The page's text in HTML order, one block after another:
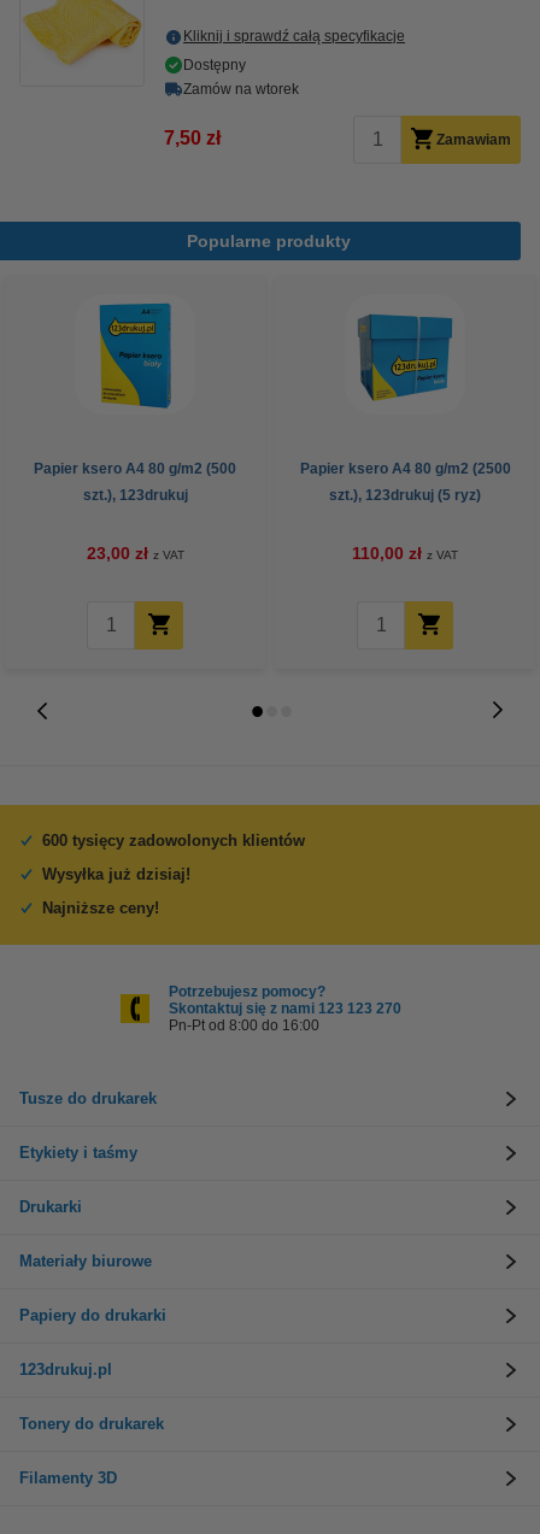
Kliknij i sprawdź całą specyfikacje
Dostępny
Zamów na wtorek
7,50 zł Zamawiam
Popularne produkty
Papier ksero A4 80 g/m2 (500
szt.), 123drukuj
23,00 zł z VAT
Papier ksero A4 80 g/m2 (2500
szt.), 123drukuj (5 ryz)
110,00 zł z VAT
600 tysięcy zadowolonych klientów
Wysyłka już dzisiaj!
Najniższe ceny!
Potrzebujesz pomocy?
Skontaktuj się z nami 123 123 270
Pn-Pt od 8:00 do 16:00
Tusze do drukarek
Etykiety i taśmy
Drukarki
Materiały biurowe
Papiery do drukarki
123drukuj.pl
Tonery do drukarek
Filamenty 3D